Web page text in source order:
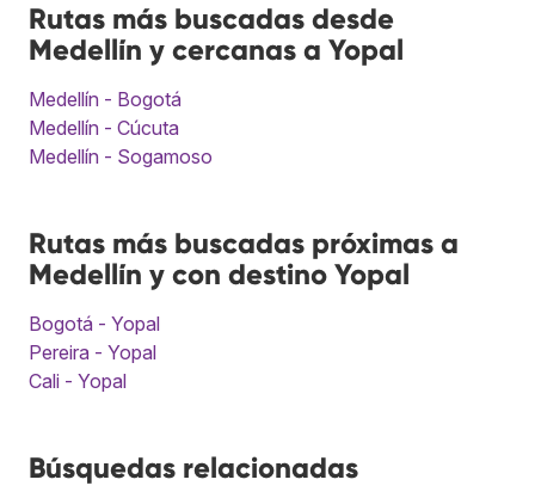
Rutas más buscadas desde
Medellín y cercanas a Yopal
Medellín - Bogotá
Medellín - Cúcuta
Medellín - Sogamoso
Rutas más buscadas próximas a
Medellín y con destino Yopal
Bogotá - Yopal
Pereira - Yopal
Cali - Yopal
Búsquedas relacionadas